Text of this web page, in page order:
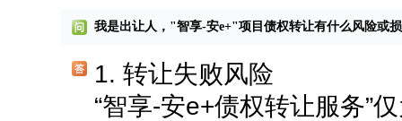
我是出让人，"智享-安e+"项目债权转让有什么风险或
1. 转让失败风险
“智享-安e+债权转让服务”